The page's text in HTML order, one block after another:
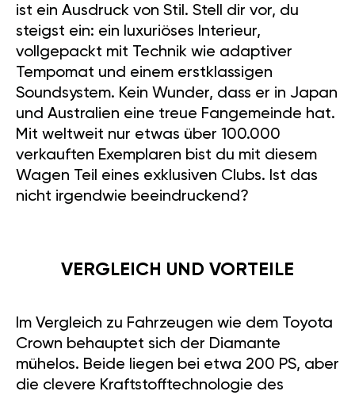
ist ein Ausdruck von Stil. Stell dir vor, du
steigst ein: ein luxuriöses Interieur,
vollgepackt mit Technik wie adaptiver
Tempomat und einem erstklassigen
Soundsystem. Kein Wunder, dass er in Japan
und Australien eine treue Fangemeinde hat.
Mit weltweit nur etwas über 100.000
verkauften Exemplaren bist du mit diesem
Wagen Teil eines exklusiven Clubs. Ist das
nicht irgendwie beeindruckend?
VERGLEICH UND VORTEILE
Im Vergleich zu Fahrzeugen wie dem Toyota
Crown behauptet sich der Diamante
mühelos. Beide liegen bei etwa 200 PS, aber
die clevere Kraftstofftechnologie des